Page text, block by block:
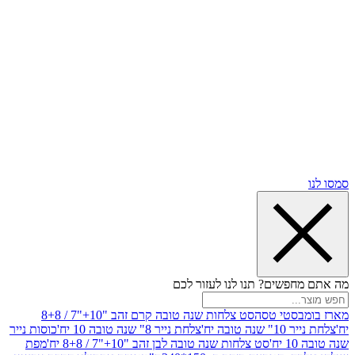
תנו לנו לעזור לכם
טסה
סט צלחות שנה טובה קרם זהב "10+"7 / 8+8
יח'
צלחת נייר 8" שנה טובה 10 יח'
כוסות נייר
סט צלחות שנה טובה לבן זהב "10+"7 / 8+8 יח'
מפת